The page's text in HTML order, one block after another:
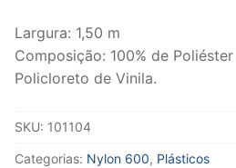
Largura: 1,50 m
Composição: 100% de
Policloreto de Vinila.
SKU: 101104
Categorias: Nylon 600, Plásticos